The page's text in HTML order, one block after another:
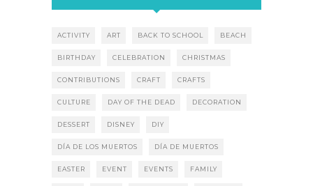
ACTIVITY ART BACK TO SCHOOL BEACH
BIRTHDAY CELEBRATION CHRISTMAS
CONTRIBUTIONS CRAFT CRAFTS
CULTURE DAY OF THE DEAD DECORATION
DESSERT DISNEY DIY
DÍA DE LOS MUERTOS DÍA DE MUERTOS
EASTER EVENT EVENTS FAMILY